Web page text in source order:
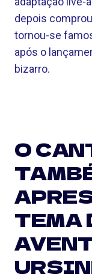
depois
tornou-se
após o
bizarro.
O
TEMA